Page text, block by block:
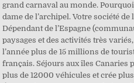
grand carnaval au monde.
dame de l’archipel. Votre société
Dépendant de l’Espagne
paysages et des activités très
l’année plus de 15 millions de
français. Séjours aux îles Canaries
plus de 12000 véhicules et crée